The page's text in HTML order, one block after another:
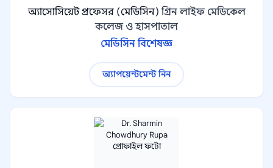
অ্যাসোসিয়েট প্রফেসর (মেডিসিন) গ্রিন লাইফ মেডিকেল
কলেজ ও হাসপাতাল
মেডিসিন বিশেষজ্ঞ
অ্যাপয়েন্টমেন্ট নিন